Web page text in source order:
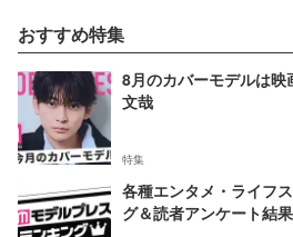
おすすめ特集
8月のカバーモデルは
文哉
特集
各種エンタメ・ライフ
グ＆読者アンケート結